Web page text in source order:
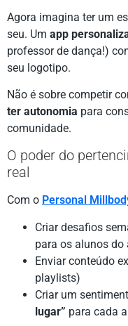
Agora imagina ter um
seu. Um app
professor de dança!)
seu logotipo.
Não é sobre competir
ter autonomia para
comunidade.
O poder do
real
Com o Personal
Criar desafios
para os alunos do
Enviar conteúdo
playlists)
Criar um
lugar” para cada